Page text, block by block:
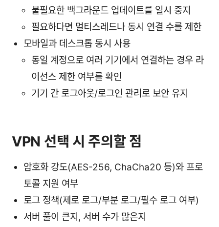
불필요한 백그라운드 업데이트를 일시 중지
필요하다면 멀티스레드나 동시 연결 수를 제한
모바일과 데스크톱 동시 사용
동일 계정으로 여러 기기에서 연결하는 경우 라
이선스 제한 여부를 확인
기기 간 로그아웃/로그인 관리로 보안 유지
VPN 선택 시 주의할 점
암호화 강도(AES-256, ChaCha20 등)와 프로
토콜 지원 여부
로그 정책(제로 로그/부분 로그/필수 로그 여부)
서버 풀이 큰지, 서버 수가 많은지